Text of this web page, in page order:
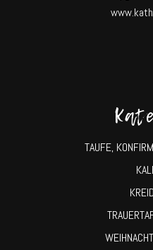
TAUFE,